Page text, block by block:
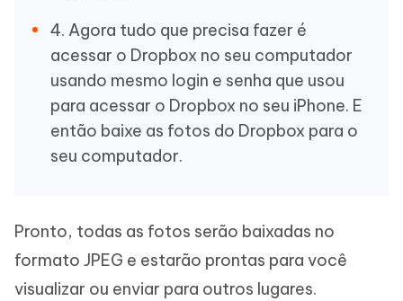
4. Agora tudo que precisa fazer é
acessar o Dropbox no seu computador
usando mesmo login e senha que usou
para acessar o Dropbox no seu iPhone. E
então baixe as fotos do Dropbox para o
seu computador.
Pronto, todas as fotos serão baixadas no
formato JPEG e estarão prontas para você
visualizar ou enviar para outros lugares.